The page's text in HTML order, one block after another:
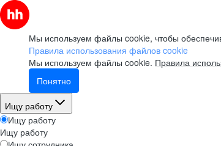
Мы используем файлы cookie, чтобы
Правила использования файлов cookie
Мы используем файлы cookie. Правила
Понятно
Ищу работу
Ищу работу
Ищу работу